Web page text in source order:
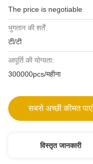
The price is negotiable
भुगतान की शर्तें:
टी/टी
आपूर्ति की योग्यता:
300000pcs/महीना
सबसे अच्छी कीमत पाएं
विस्तृत जानकारी